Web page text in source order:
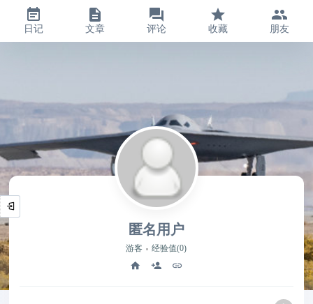
匿名用户
游客 经验值(0)
日记 文章 评论 收藏 朋友